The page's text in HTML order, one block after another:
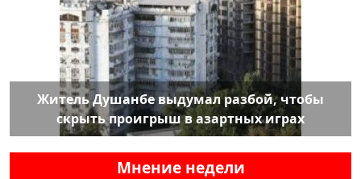
Житель Душанбе выдумал разбой, чтобы
скрыть проигрыш в азартных играх
Мнение недели